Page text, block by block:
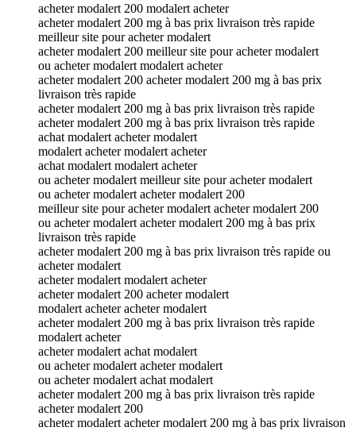
acheter modalert 200 modalert acheter
acheter modalert 200 mg à bas prix livraison très rapide
meilleur site pour acheter modalert
acheter modalert 200 meilleur site pour acheter modalert
ou acheter modalert modalert acheter
acheter modalert 200 acheter modalert 200 mg à bas prix
livraison très rapide
acheter modalert 200 mg à bas prix livraison très rapide
acheter modalert 200 mg à bas prix livraison très rapide
achat modalert acheter modalert
modalert acheter modalert acheter
achat modalert modalert acheter
ou acheter modalert meilleur site pour acheter modalert
ou acheter modalert acheter modalert 200
meilleur site pour acheter modalert acheter modalert 200
ou acheter modalert acheter modalert 200 mg à bas prix
livraison très rapide
acheter modalert 200 mg à bas prix livraison très rapide ou
acheter modalert
acheter modalert modalert acheter
acheter modalert 200 acheter modalert
modalert acheter acheter modalert
acheter modalert 200 mg à bas prix livraison très rapide
modalert acheter
acheter modalert achat modalert
ou acheter modalert acheter modalert
ou acheter modalert achat modalert
acheter modalert 200 mg à bas prix livraison très rapide
acheter modalert 200
acheter modalert acheter modalert 200 mg à bas prix livraison